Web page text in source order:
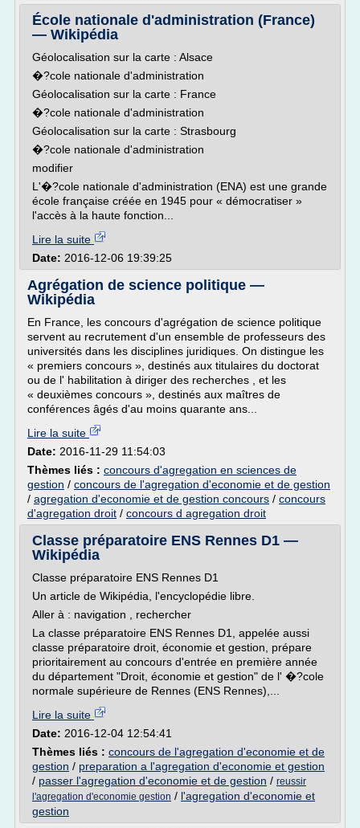
École nationale d'administration (France)
— Wikipédia
Géolocalisation sur la carte : Alsace
�?cole nationale d'administration
Géolocalisation sur la carte : France
�?cole nationale d'administration
Géolocalisation sur la carte : Strasbourg
�?cole nationale d'administration
modifier
L'�?cole nationale d'administration (ENA) est une grande
école française créée en 1945 pour « démocratiser »
l'accès à la haute fonction...
Lire la suite
Date: 2016-12-06 19:39:25
Agrégation de science politique —
Wikipédia
En France, les concours d'agrégation de science politique
servent au recrutement d'un ensemble de professeurs des
universités dans les disciplines juridiques. On distingue les
« premiers concours », destinés aux titulaires du doctorat
ou de l' habilitation à diriger des recherches , et les
« deuxièmes concours », destinés aux maîtres de
conférences âgés d'au moins quarante ans...
Lire la suite
Date: 2016-11-29 11:54:03
Thèmes liés : concours d'agregation en sciences de
gestion / concours de l'agregation d'economie et de gestion
/ agregation d'economie et de gestion concours / concours
d'agregation droit / concours d agregation droit
Classe préparatoire ENS Rennes D1 —
Wikipédia
Classe préparatoire ENS Rennes D1
Un article de Wikipédia, l'encyclopédie libre.
Aller à : navigation , rechercher
La classe préparatoire ENS Rennes D1, appelée aussi
classe préparatoire droit, économie et gestion, prépare
prioritairement au concours d'entrée en première année
du département "Droit, économie et gestion" de l' �?cole
normale supérieure de Rennes (ENS Rennes),...
Lire la suite
Date: 2016-12-04 12:54:41
Thèmes liés : concours de l'agregation d'economie et de
gestion / preparation a l'agregation d'economie et gestion
/ passer l'agregation d'economie et de gestion / reussir
l'agregation d'economie gestion / l'agregation d'economie et
gestion